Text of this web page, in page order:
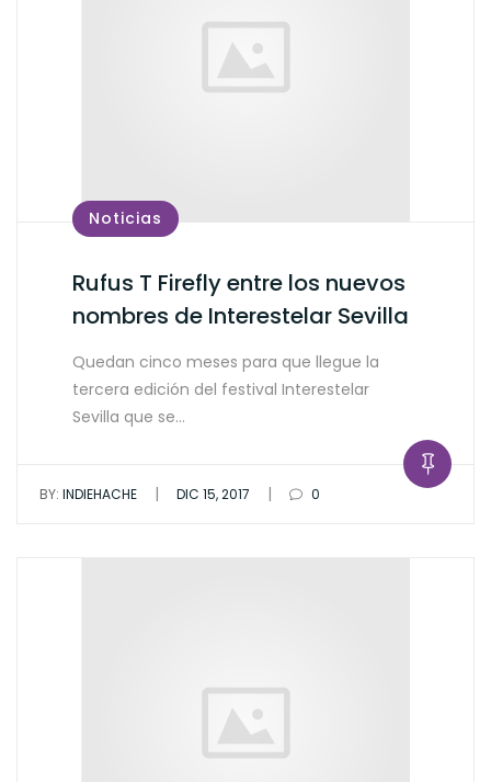
Noticias
Rufus T Firefly entre los nuevos
nombres de Interestelar Sevilla
Quedan cinco meses para que llegue la
tercera edición del festival Interestelar
Sevilla que se…
BY: INDIEHACHE | DIC 15, 2017 | 0